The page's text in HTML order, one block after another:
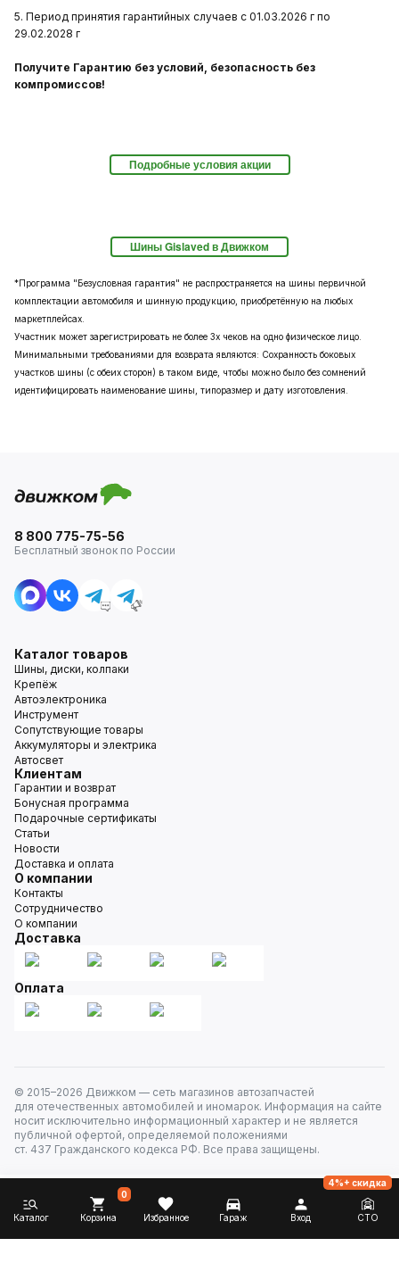
5. Период принятия гарантийных случаев с 01.03.2026 г по
29.02.2028 г
Получите Гарантию без условий, безопасность без
компромиссов!
Подробные условия акции
Шины Gislaved в Движком
*Программа "Безусловная гарантия" не распространяется на шины первичной
комплектации автомобиля и шинную продукцию, приобретённую на любых
маркетплейсах.
Участник может зарегистрировать не более 3х чеков на одно физическое лицо.
Минимальными требованиями для возврата являются: Сохранность боковых
участков шины (с обеих сторон) в таком виде, чтобы можно было без сомнений
идентифицировать наименование шины, типоразмер и дату изготовления.
8 800 775-75-56
Бесплатный звонок по России
Каталог товаров
Шины, диски, колпаки
Крепёж
Автоэлектроника
Инструмент
Сопутствующие товары
Аккумуляторы и электрика
Автосвет
Клиентам
Гарантии и возврат
Бонусная программа
Подарочные сертификаты
Статьи
Новости
Доставка и оплата
О компании
Контакты
Сотрудничество
О компании
Доставка
Оплата
© 2015–2026 Движком — сеть магазинов автозапчастей
для отечественных автомобилей и иномарок. Информация на сайте
носит исключительно информационный характер и не является
публичной офертой, определяемой положениями
ст. 437 Гражданского кодекса РФ. Все права защищены.
Каталог Корзина
0
Избранное Гараж Вход СТО
4%+ скидка